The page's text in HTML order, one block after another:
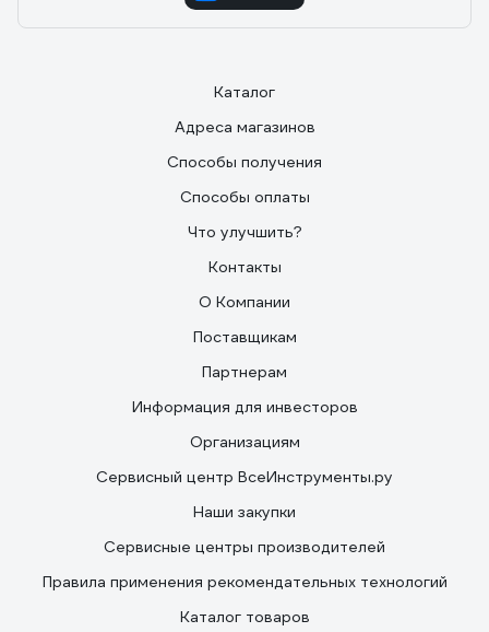
Каталог
Адреса магазинов
Способы получения
Способы оплаты
Что улучшить?
Контакты
О Компании
Поставщикам
Партнерам
Информация для инвесторов
Организациям
Сервисный центр ВсеИнструменты.ру
Наши закупки
Сервисные центры производителей
Правила применения рекомендательных технологий
Каталог товаров